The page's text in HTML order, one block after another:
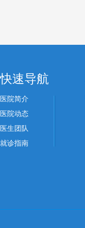
快速导航
医院简介
医院动态
医生团队
就诊指南